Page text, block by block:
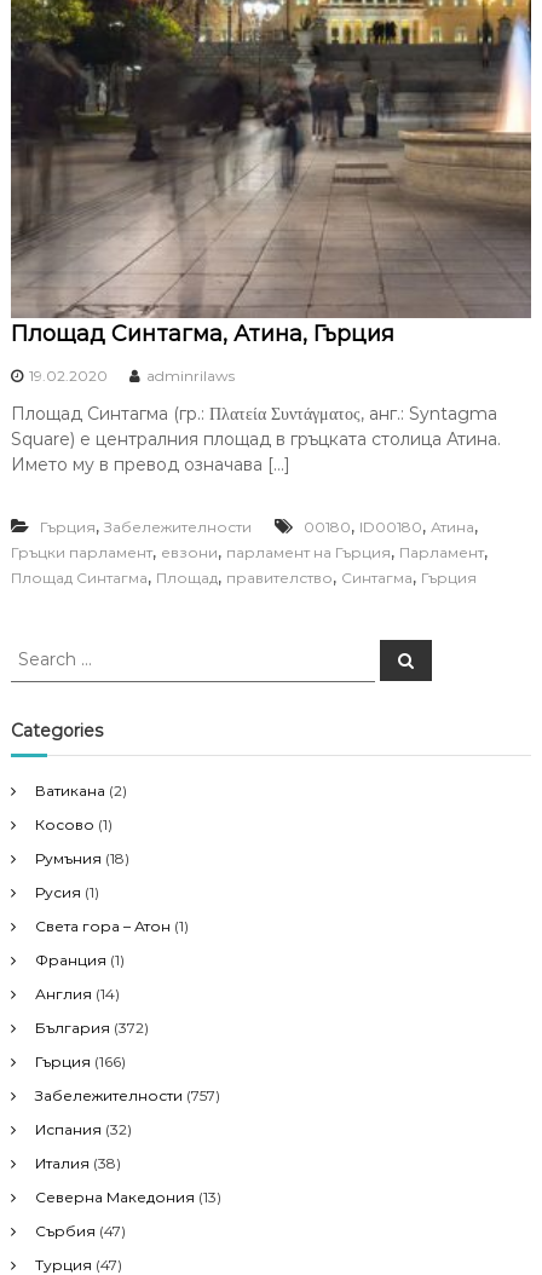
Площад Синтагма, Атина, Гърция
19.02.2020 adminrilaws
Площад Синтагма (гр.: Πλατεία Συντάγματος, анг.: Syntagma
Square) е централния площад в гръцката столица Атина.
Името му в превод означава […]
Гърция, Забележителности 00180, ID00180, Атина,
Гръцки парламент, евзони, парламент на Гърция, Парламент,
Площад Синтагма, Площад, правителство, Синтагма, Гърция
S
r
c
f
o
r
S
e
Categories
Ватикана (2)
Косово (1)
Румъния (18)
Русия (1)
Света гора – Атон (1)
Франция (1)
Англия (14)
България (372)
Гърция (166)
Забележителности (757)
Испания (32)
Италия (38)
Северна Македония (13)
Сърбия (47)
Турция (47)